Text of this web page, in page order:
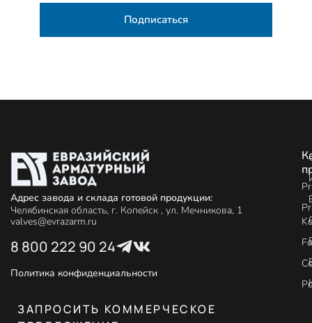
Подписаться
Адрес завода и склада готовой продукции:
Челябинская область, г. Копейск , ул. Мечникова, 1
valves@evrazarm.ru
8 800 222 90 24
Политика конфиденциальности
ЗАПРОСИТЬ КОММЕРЧЕСКОЕ